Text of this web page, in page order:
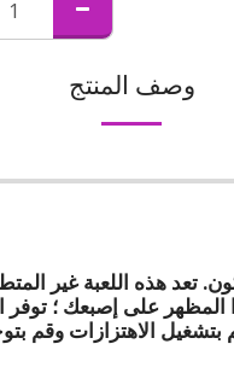
وصف المنتج
تعد هذه اللعبة غير
على إصبعك ؛
الاهتزازات وقم